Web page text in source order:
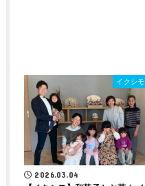
イクシモ
2026.03.04